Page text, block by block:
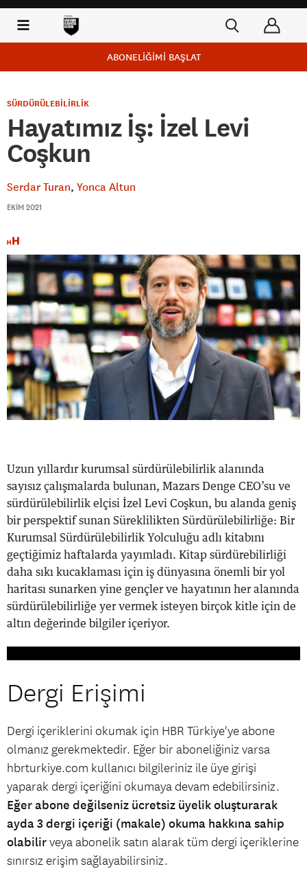
ABONELİĞİMİ BAŞLAT
SÜRDÜRÜLEBİLİRLİK
Hayatımız İş: İzel Levi
Coşkun
Serdar Turan Yonca Altun
EKIM 2021
Uzun yıllardır kurumsal sürdürülebilirlik alanında
sayısız çalışmalarda bulunan, Mazars Denge CEO’su ve
sürdürülebilirlik elçisi İzel Levi Coşkun, bu alanda geniş
bir perspektif sunan Süreklilikten Sürdürülebilirliğe: Bir
Kurumsal Sürdürülebilirlik Yolculuğu adlı kitabını
geçtiğimiz haftalarda yayımladı. Kitap sürdürebilirliği
daha sıkı kucaklaması için iş dünyasına önemli bir yol
haritası sunarken yine gençler ve hayatının her alanında
sürdürülebilirliğe yer vermek isteyen birçok kitle için de
altın değerinde bilgiler içeriyor.
Dergi Erişimi
Dergi içeriklerini okumak için HBR Türkiye'ye abone
olmanız gerekmektedir. Eğer bir aboneliğiniz varsa
hbrturkiye.com kullanıcı bilgileriniz ile üye girişi
yaparak dergi içeriğini okumaya devam edebilirsiniz.
Eğer abone değilseniz ücretsiz üyelik oluşturarak
ayda 3 dergi içeriği (makale) okuma hakkına sahip
olabilirveya abonelik satın alarak tüm dergi içeriklerine
sınırsız erişim sağlayabilirsiniz.